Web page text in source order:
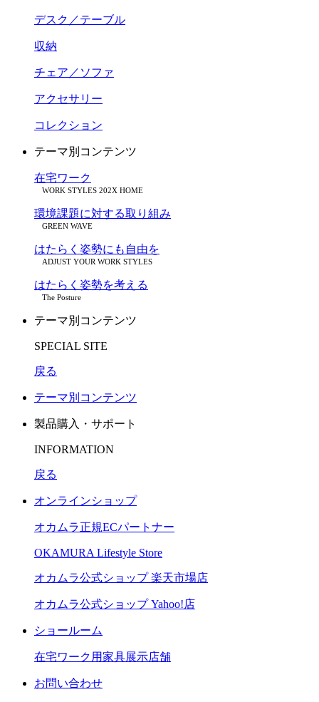
デスク／テーブル
収納
チェア／ソファ
アクセサリー
コレクション
テーマ別コンテンツ
在宅ワーク
WORK STYLES 202X HOME
環境課題に対する取り組み
GREEN WAVE
はたらく姿勢にも自由を
ADJUST YOUR WORK STYLES
はたらく姿勢を考える
The Posture
テーマ別コンテンツ
SPECIAL SITE
戻る
テーマ別コンテンツ
製品購入・サポート
INFORMATION
戻る
オンラインショップ
オカムラ正規ECパートナー
OKAMURA Lifestyle Store
オカムラ公式ショップ 楽天市場店
オカムラ公式ショップ Yahoo!店
ショールーム
在宅ワーク用家具展示店舗
お問い合わせ